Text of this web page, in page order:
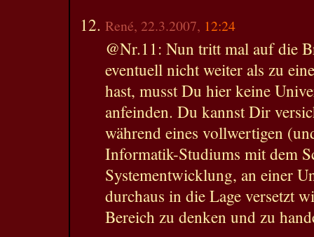
René, 22.3.2007, 12:24
@Nr.11: Nun tritt mal auf die
eventuell nicht weiter als zu
hast, musst Du hier keine
anfeinden. Du kannst Dir
während eines vollwertigen
Informatik-Studiums mit dem
Systementwicklung, an einer
durchaus in die Lage versetzt
Bereich zu denken und zu